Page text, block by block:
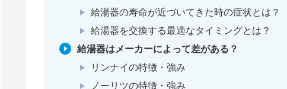
給湯器の寿命が近づいてきた時の症状とは？
給湯器を交換する最適なタイミングとは？
給湯器はメーカーによって差がある？
リンナイの特徴・強み
ノーリツの特徴・強み